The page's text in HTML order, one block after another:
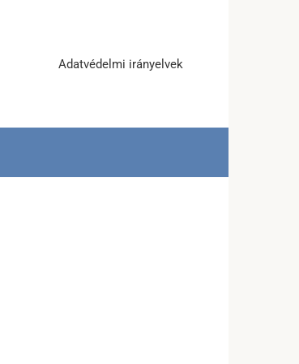
Adatvédelmi irányelvek